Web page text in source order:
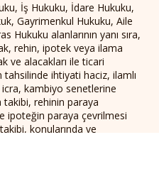
İş Hukuku, İdare Hukuku,
Gayrimenkul Hukuku, Aile
Hukuku alanlarının yanı sıra,
rehin, ipotek veya ilama
ve alacakları ile ticari
tahsilinde ihtiyati haciz, ilamlı
icra, kambiyo senetlerine
takibi, rehinin paraya
ipoteğin paraya çevrilmesi
konularında ve